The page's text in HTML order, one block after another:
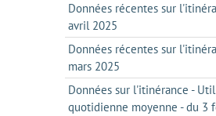
Données récentes sur
avril 2025
Données récentes sur
mars 2025
Données sur l'itinérance -
quotidienne moyenne - du 3